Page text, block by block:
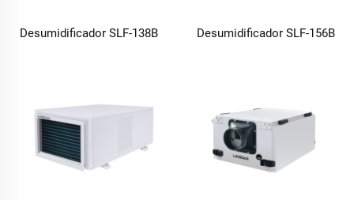
Desumidificador SLF-138B Desumidificador SLF-156B